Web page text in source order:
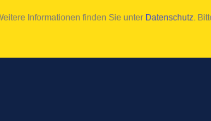
Informationen finden Sie unter Datenschutz .